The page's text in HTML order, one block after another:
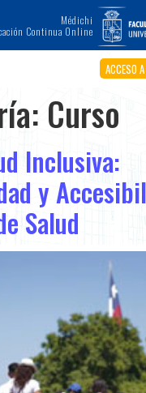
Médichi
Continua Online
ACCESO
Curso
Inclusiva:
y
Salud